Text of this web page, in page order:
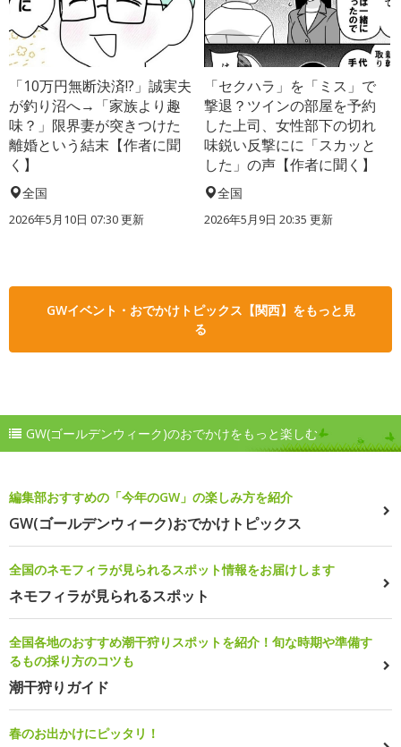
「10万円無断決済!?」誠実夫
が釣り沼へ→「家族より趣
味？」限界妻が突きつけた
離婚という結末【作者に聞
く】
全国
2026年5月10日 07:30 更新
「セクハラ」を「ミス」で
撃退？ツインの部屋を予約
した上司、女性部下の切れ
味鋭い反撃にに「スカッと
した」の声【作者に聞く】
全国
2026年5月9日 20:35 更新
GWイベント・おでかけトピックス【関西】をもっと見
る
GW(ゴールデンウィーク)のおでかけをもっと楽しむ
編集部おすすめの「今年のGW」の楽しみ方を紹介
GW(ゴールデンウィーク)おでかけトピックス
全国のネモフィラが見られるスポット情報をお届けします
ネモフィラが見られるスポット
全国各地のおすすめ潮干狩りスポットを紹介！旬な時期や準備す
るもの採り方のコツも
潮干狩りガイド
春のお出かけにピッタリ！